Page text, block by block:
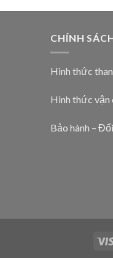
CHÍNH
Hình thức
Hình thức vận
Bảo hành –